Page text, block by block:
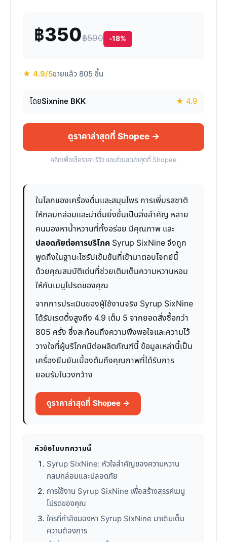
฿350฿590 -18%
★ 4.9/5ขายแล้ว 805 ชิ้น
โดยSixnine BKK ★ 4.9
ดูราคาล่าสุดที่ Shopee →
คลิกเพื่อเช็คราคา รีวิว และส่วนลดล่าสุดที่ Shopee
ในโลกของเครื่องดื่มและสมุนไพร การเพิ่มรสชาติ
ให้กลมกล่อมและน่าดื่มยิ่งขึ้นเป็นสิ่งสำคัญ หลาย
คนมองหาน้ำหวานที่ทั้งอร่อย มีคุณภาพ และ
ปลอดภัยต่อการบริโภค Syrup SixNine จึงถูก
พูดถึงในฐานะไซรัปเข้มข้นที่เข้ามาตอบโจทย์นี้
ด้วยคุณสมบัติเด่นที่ช่วยเติมเต็มความหวานหอม
ให้กับเมนูโปรดของคุณ
จากการประเมินของผู้ใช้งานจริง Syrup SixNine
ได้รับเรตติ้งสูงถึง 4.9 เต็ม 5 จากยอดสั่งซื้อกว่า
805 ครั้ง ซึ่งสะท้อนถึงความพึงพอใจและความไว้
วางใจที่ผู้บริโภคมีต่อผลิตภัณฑ์นี้ ข้อมูลเหล่านี้เป็น
เครื่องยืนยันเบื้องต้นถึงคุณภาพที่ได้รับการ
ยอมรับในวงกว้าง
ดูราคาล่าสุดที่ Shopee →
หัวข้อในบทความนี้
Syrup SixNine: หัวใจสำคัญของความหวาน
กลมกล่อมและปลอดภัย
การใช้งาน Syrup SixNine เพื่อสร้างสรรค์เมนู
โปรดของคุณ
ใครที่กำลังมองหา Syrup SixNine มาเติมเต็ม
ความต้องการ